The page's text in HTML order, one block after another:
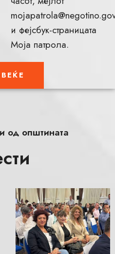
и фејсбук-страницата
Моја патрола.
од општината